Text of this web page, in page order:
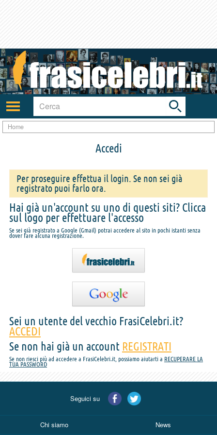
Attiva/disattiva
navigazione
Toggle
search
bar
Home
Accedi
Per proseguire effettua il login. Se non sei già
registrato puoi farlo ora.
Hai già un'account su uno di questi siti? Clicca
sul logo per effettuare l'accesso
Se sei già registrato a Google (Gmail) potrai accedere al sito in pochi istanti senza
dover fare alcuna registrazione.
Sei un utente del vecchio FrasiCelebri.it?
ACCEDI
Se non hai già un account REGISTRATI
Se non riesci più ad accedere a FrasiCelebri.it, possiamo aiutarti a RECUPERARE LA
TUA PASSWORD
Seguici su
Chi siamo News